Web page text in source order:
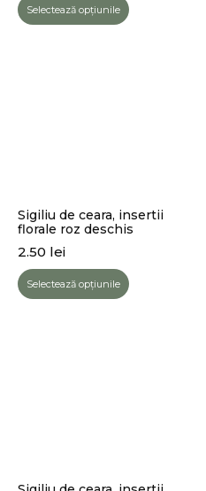
Selectează opțiunile
Sigiliu de ceara, insertii
florale roz deschis
2.50 lei
Selectează opțiunile